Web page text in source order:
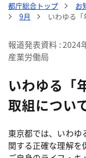
都庁総合トップ お
9月
いわゆる
報道発表資料 2024
産業労働局
いわゆる「
取組につい
東京都では、いわゆ
関する正確な理解を